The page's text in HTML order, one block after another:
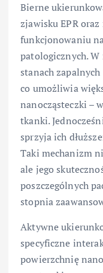
Bierne
zjawisku EPR
funkcjonowaniu
patologicznych.
stanach
co umożliwia
nanocząsteczki –
tkanki.
sprzyja ich
Taki mechanizm
ale jego
poszczególnych
stopnia
Aktywne
specyficzne
powierzchnię